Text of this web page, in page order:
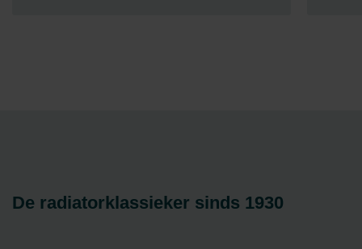
De radiatorklassieker sinds 1930